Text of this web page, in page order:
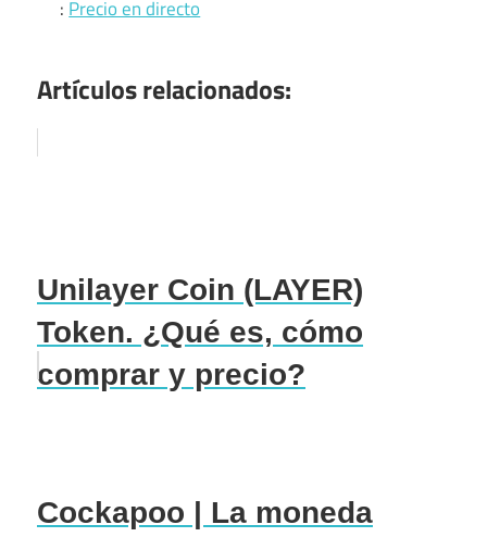
: Precio en directo
Artículos relacionados:
Unilayer Coin (LAYER)
Token. ¿Qué es, cómo
comprar y precio?
Cockapoo | La moneda